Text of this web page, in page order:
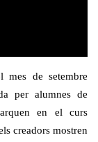
de setembre
per alumnes de
en el curs
creadors mostren